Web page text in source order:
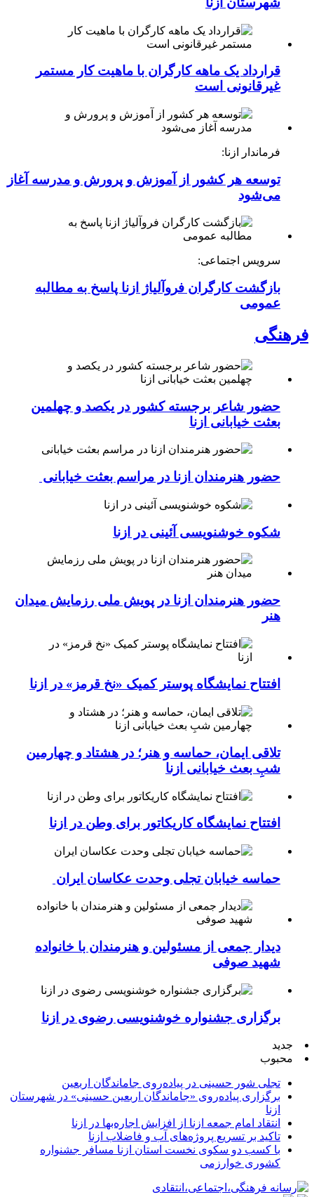
قرارداد یک ماهه کارگران با ماهیت کار مستمر
غیرقانونی است
فرماندار ازنا:
توسعه هر کشور از آموزش و پرورش و مدرسه آغاز
می‌شود
سرویس اجتماعی:
بازگشت کارگران فروآلیاژ ازنا پاسخ به مطالبه
عمومی
فرهنگی
حضور شاعر برجسته کشور در یکصد و چهلمین
بعثت خیابانی ازنا
حضور هنرمندان ازنا در مراسم بعثت خیابانی
شکوه خوشنویسی آئینی در ازنا
حضور هنرمندان ازنا در پویش ملی رزمایش میدان
هنر
افتتاح نمایشگاه پوستر کمیک «نخ قرمز» در ازنا
تلاقی ایمان، حماسه و هنر؛ در هشتاد و چهارمین
شبِ بعث خیابانی ازنا
افتتاح نمایشگاه کاریکاتور برای وطن در ازنا
حماسه خیابان تجلی وحدت عکاسان ایران
دیدار جمعی از مسئولین و هنرمندان با خانواده
شهید صوفی
برگزاری جشنواره خوشنویسی رضوی در ازنا
جدید
محبوب
تجلی شور حسینی در پیاده‌روی جاماندگان اربعین
برگزاری پیاده‌روی «جاماندگان اربعین حسینی» در شهرستان
ازنا
انتقاد امام جمعه ازنا از افزایش اجاره‌بها در ازنا
تاکید بر تسریع پروژه‌های آب و فاضلاب ازنا
با کسب دو سکوی نخست استان ازنا مسافر جشنواره
کشوری خوارزمی